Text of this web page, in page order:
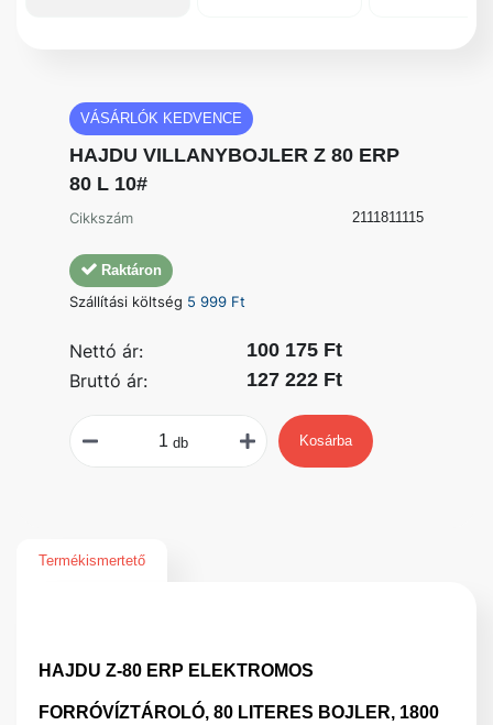
VÁSÁRLÓK KEDVENCE
HAJDU VILLANYBOJLER Z 80 ERP
80 L 10#
Cikkszám 2111811115
Raktáron
Szállítási költség 5 999 Ft
Nettó ár:
100 175 Ft
Bruttó ár:
127 222 Ft
db Kosárba
Termékismertető
HAJDU Z-80 ERP ELEKTROMOS
FORRÓVÍZTÁROLÓ, 80 LITERES BOJLER, 1800